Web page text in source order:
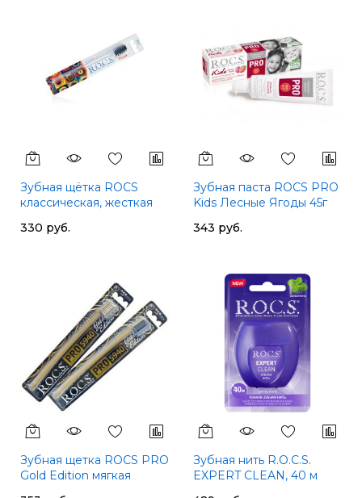
Зубная щётка ROCS
классическая, жесткая
330 руб.
Зубная паста ROCS PRO
Kids Лесные Ягоды 45г
343 руб.
Зубная щетка ROCS PRO
Gold Edition мягкая
Зубная нить R.O.C.S.
EXPERT CLEAN, 40 м